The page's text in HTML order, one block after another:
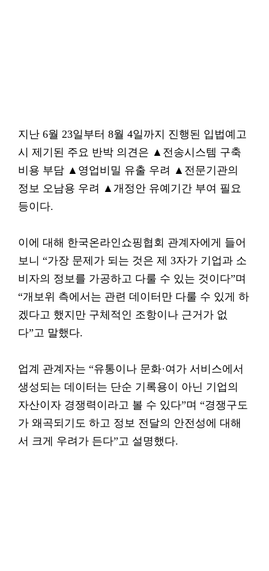
지난 6월 23일부터 8월 4일까지 진행된 입법예고
시 제기된 주요 반박 의견은 ▲전송시스템 구축
비용 부담 ▲영업비밀 유출 우려 ▲전문기관의
정보 오남용 우려 ▲개정안 유예기간 부여 필요
등이다.
이에 대해 한국온라인쇼핑협회 관계자에게 들어
보니 “가장 문제가 되는 것은 제 3자가 기업과 소
비자의 정보를 가공하고 다룰 수 있는 것이다”며
“개보위 측에서는 관련 데이터만 다룰 수 있게 하
겠다고 했지만 구체적인 조항이나 근거가 없
다”고 말했다.
업계 관계자는 “유통이나 문화·여가 서비스에서
생성되는 데이터는 단순 기록용이 아닌 기업의
자산이자 경쟁력이라고 볼 수 있다”며 “경쟁구도
가 왜곡되기도 하고 정보 전달의 안전성에 대해
서 크게 우려가 든다”고 설명했다.